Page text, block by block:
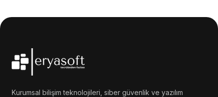
Kurumsal bilişim teknolojileri, siber güvenlik ve yazılım